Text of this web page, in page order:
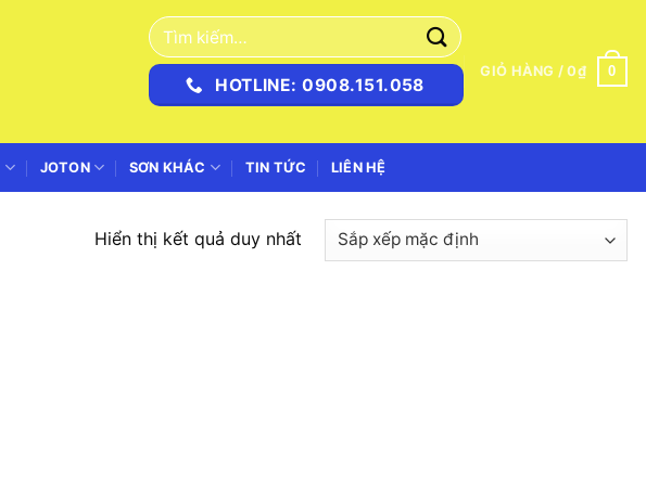
Tìm
kiếm:
HOTLINE: 0908.151.058
GIỎ HÀNG /0₫ 0
JOTON SƠN KHÁC TIN TỨC LIÊN HỆ
Hiển thị kết quả duy nhất